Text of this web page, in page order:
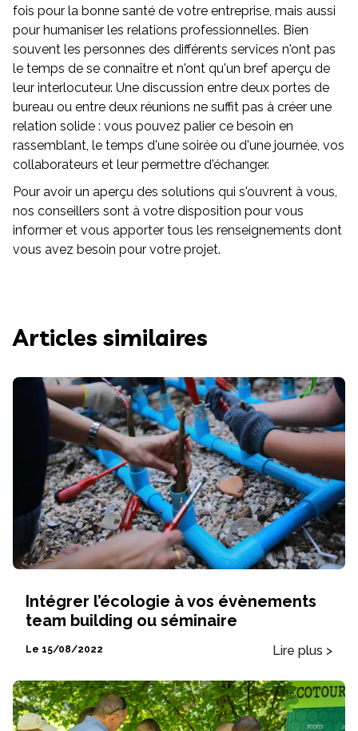
fois pour la bonne santé de votre entreprise, mais aussi
pour humaniser les relations professionnelles. Bien
souvent les personnes des différents services n'ont pas
le temps de se connaître et n'ont qu'un bref aperçu de
leur interlocuteur. Une discussion entre deux portes de
bureau ou entre deux réunions ne suffit pas à créer une
relation solide : vous pouvez palier ce besoin en
rassemblant, le temps d'une soirée ou d'une journée, vos
collaborateurs et leur permettre d'échanger.
Pour avoir un aperçu des solutions qui s'ouvrent à vous,
nos conseillers sont à votre disposition pour vous
informer et vous apporter tous les renseignements dont
vous avez besoin pour votre projet.
Articles similaires
Intégrer l’écologie à vos évènements
team building ou séminaire
Le 15/08/2022 Lire plus >